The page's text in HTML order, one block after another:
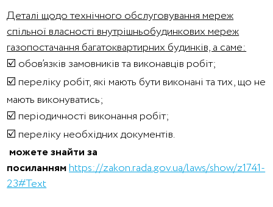
Деталі щодо технічного обслуговування мереж
спільної власності внутрішньобудинкових мереж
газопостачання багатоквартирних будинків, а саме:
☑️ обов’язків замовників та виконавців робіт;
☑️ переліку робіт, які мають бути виконані та тих, що не
мають виконуватись;
☑️ періодичності виконання робіт;
☑️ переліку необхідних документів.
можете знайти за
посиланнямhttps://zakon.rada.gov.ua/laws/show/z1741-
23#Text